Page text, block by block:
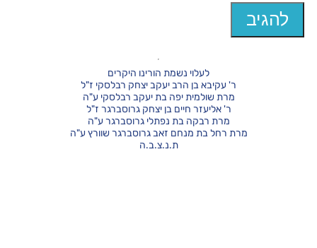
לעלוי נשמת הורינו היקרים
ר' עקיבא בן הרב יעקב יצחק רבלסקי ז"ל
מרת שולמית יפה בת יעקב רבלסקי ע"ה
ר' אליעזר חיים בן יצחק גרוסברגר ז"ל
מרת רבקה בת נפתלי גרוסברגר ע"ה
מרת רחל בת מנחם זאב גרוסברגר שוורץ ע"ה
ת.נ.צ.ב.ה